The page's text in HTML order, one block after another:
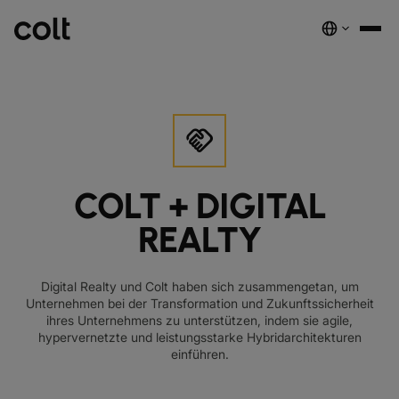
SKALIERBARE INFRASTRUKTUR
Wir treiben die KI‑Ökonomie voran. Wir liefern intelligente und
sichere Verbindungen weltweit.
EMPFOHLENE PRODUKTE
DUNKLE GLASFASER
SPEKTRUM
WELLENLÄNGEN-SERVICES
handshake
COLT + DIGITAL
REALTY
Digital Realty und Colt haben sich zusammengetan, um
Unternehmen bei der Transformation und Zukunftssicherheit
ihres Unternehmens zu unterstützen, indem sie agile,
hypervernetzte und leistungsstarke Hybridarchitekturen
einführen.